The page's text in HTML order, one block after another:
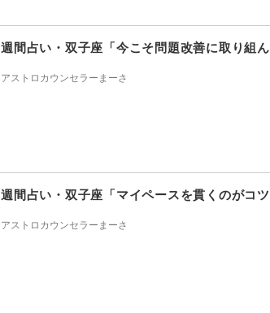
週間占い・双子座「今こそ問題改善に取り組
アストロカウンセラーまーさ
週間占い・双子座「マイペースを貫くのがコ
アストロカウンセラーまーさ